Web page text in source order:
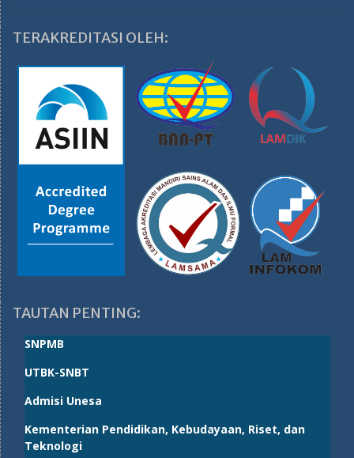
TERAKREDITASI OLEH:
TAUTAN PENTING:
SNPMB
UTBK-SNBT
Admisi Unesa
Kementerian Pendidikan, Kebudayaan, Riset, dan
Teknologi